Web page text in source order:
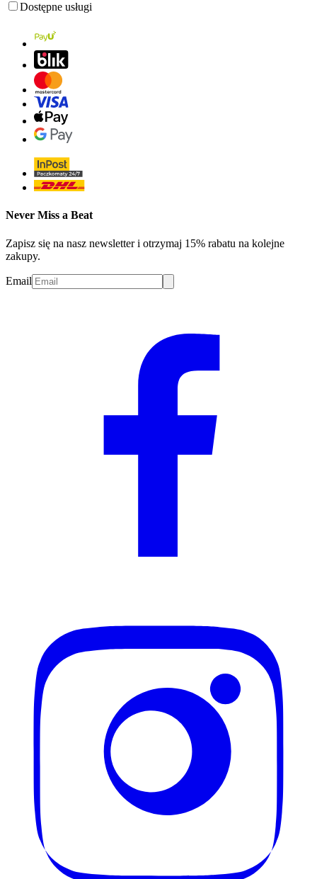
Dostępne usługi
Never Miss a Beat
Zapisz się na nasz newsletter i otrzymaj 15% rabatu na kolejne
zakupy.
Email